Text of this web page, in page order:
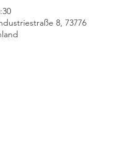
8, 73776